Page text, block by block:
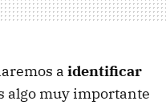
a identificar
algo muy importante